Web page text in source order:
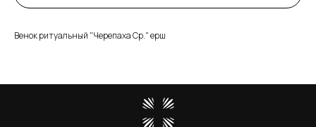
Венок ритуальный "Черепаха Ср." ерш